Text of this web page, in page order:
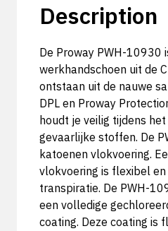
Description
De Proway PWH-10930
werkhandschoen uit de
ontstaan uit de nauwe
DPL en Proway
houdt je veilig tijdens
gevaarlijke stoffen. De
katoenen vlokvoering.
vlokvoering is flexibel
transpiratie. De PWH-
een volledige
coating. Deze coating is